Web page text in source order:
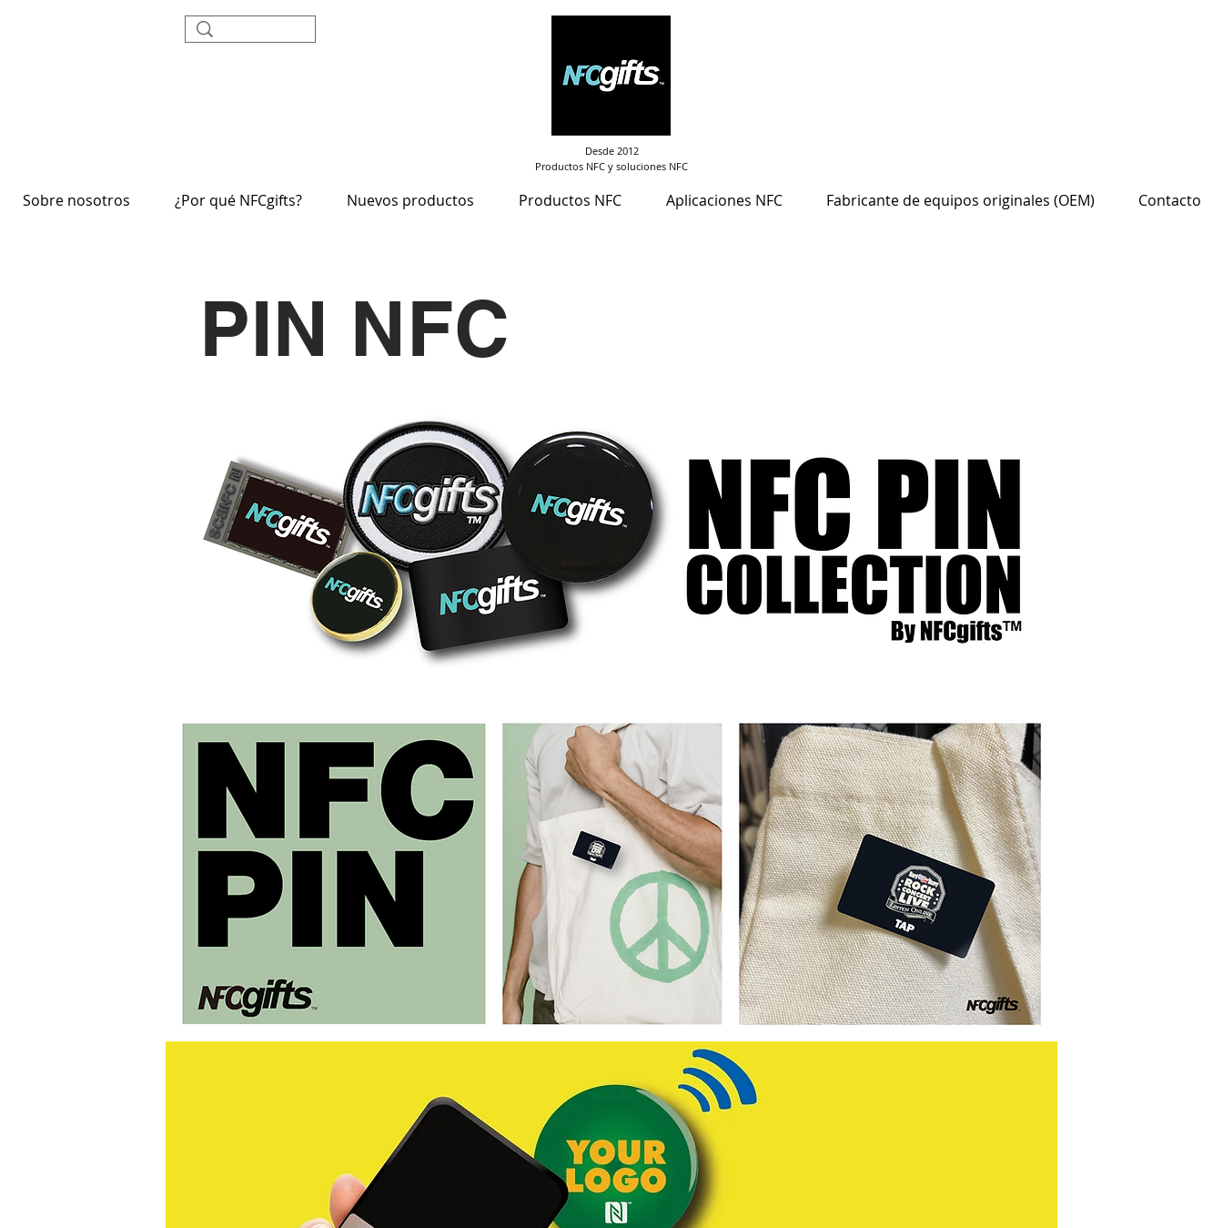
Desde 2012
Productos NFC y soluciones NFC
Sobre nosotros ¿Por qué NFCgifts? Nuevos productos Productos NFC Aplicaciones NFC Fabricante de equipos originales (OEM) Contacto
PIN NFC